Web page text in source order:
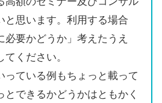
と思います。利用する場合
必要かどうか」考えたうえ
ください。
ている例もちょっと載って
とできるかどうかはともかく